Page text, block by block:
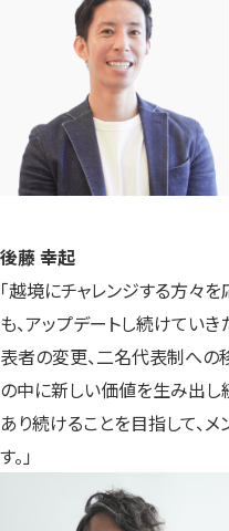
後藤 幸起
「越境にチャレンジする方々
も、アップデートし続けてい
表者の変更、二名代表制への
の中に新しい価値を生み出し
あり続けることを目指して、
す。」